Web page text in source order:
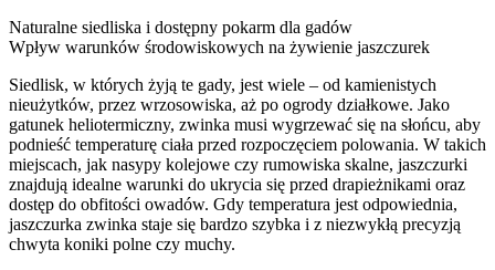
Naturalne siedliska i dostępny pokarm dla gadów
Wpływ warunków środowiskowych na żywienie jaszczurek
Siedlisk, w których żyją te gady, jest wiele – od kamienistych
nieużytków, przez wrzosowiska, aż po ogrody działkowe. Jako
gatunek heliotermiczny, zwinka musi wygrzewać się na słońcu, aby
podnieść temperaturę ciała przed rozpoczęciem polowania. W takich
miejscach, jak nasypy kolejowe czy rumowiska skalne, jaszczurki
znajdują idealne warunki do ukrycia się przed drapieżnikami oraz
dostęp do obfitości owadów. Gdy temperatura jest odpowiednia,
jaszczurka zwinka staje się bardzo szybka i z niezwykłą precyzją
chwyta koniki polne czy muchy.